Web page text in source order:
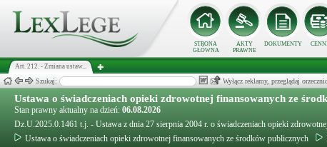
STRONA
GŁÓWNA
AKTY
PRAWNE
DOKUMENTY
Art. 212. - Zmiana ustaw...
Szukaj: Wyłącz reklamy, przeglądaj
Ustawa o świadczeniach opieki zdrowotnej finansowanych ze
Stan prawny aktualny na dzień: 06.08.2026
Dz.U.2025.0.1461 t.j. - Ustawa z dnia 27 sierpnia 2004 r. o świadczeniach opieki
Ustawa o świadczeniach opieki zdrowotnej finansowanych ze środków publicznych